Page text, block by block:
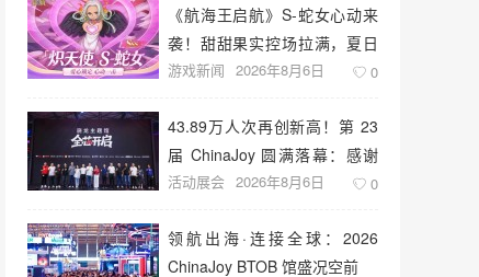
《航海王启航》S-蛇女心动来
袭！甜甜果实控场拉满，夏日
盛宴开启
游戏新闻 2026年8月6日 0
43.89万人次再创新高！第 23
届 ChinaJoy 圆满落幕：感谢
有你，共赴这场“与 AI 同游”的
活动展会 2026年8月6日 0
领航出海·连接全球：2026
ChinaJoy BTOB 馆盛况空前